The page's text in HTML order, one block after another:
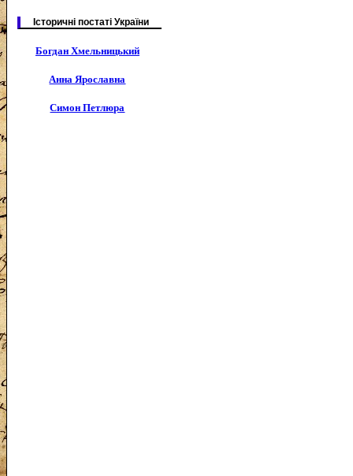
Історичні постаті України
Богдан Хмельницький
Анна Ярославна
Симон Петлюра